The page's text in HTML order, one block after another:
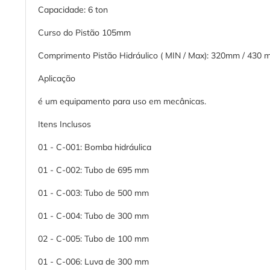
Capacidade: 6 ton
Curso do Pistão 105mm
Comprimento Pistão Hidráulico ( MIN / Max): 320mm / 430
Aplicação
é um equipamento para uso em mecânicas.
Itens Inclusos
01 - C-001: Bomba hidráulica
01 - C-002: Tubo de 695 mm
01 - C-003: Tubo de 500 mm
01 - C-004: Tubo de 300 mm
02 - C-005: Tubo de 100 mm
01 - C-006: Luva de 300 mm